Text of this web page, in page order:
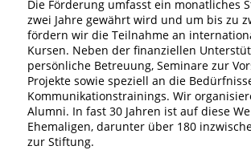
Die Förderung umfasst ein monatliches
zwei Jahre gewährt wird und um bis zu
fördern wir die Teilnahme an
Kursen. Neben der finanziellen
persönliche Betreuung, Seminare zur
Projekte sowie speziell an die
Kommunikationstrainings. Wir
Alumni. In fast 30 Jahren ist auf diese
Ehemaligen, darunter über 180
zur Stiftung.